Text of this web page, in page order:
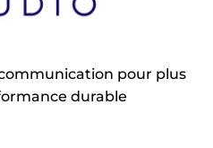
pour plus
durable